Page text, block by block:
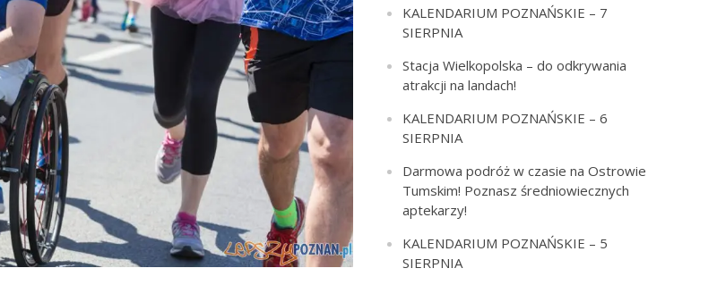
KALENDARIUM POZNAŃSKIE – 7
SIERPNIA
Stacja Wielkopolska – do odkrywania
atrakcji na landach!
KALENDARIUM POZNAŃSKIE – 6
SIERPNIA
Darmowa podróż w czasie na Ostrowie
Tumskim! Poznasz średniowiecznych
aptekarzy!
KALENDARIUM POZNAŃSKIE – 5
SIERPNIA